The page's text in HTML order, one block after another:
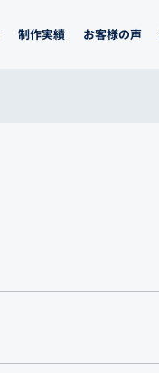
制作実績 お客様の声